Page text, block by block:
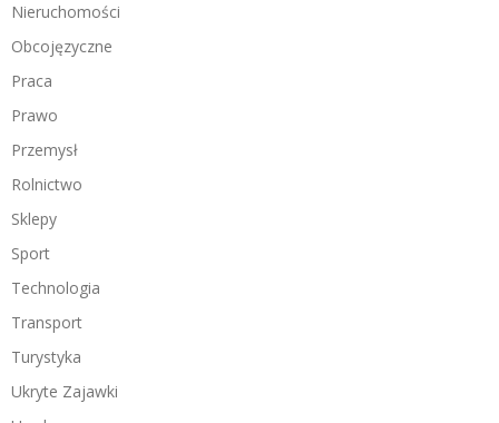
Nieruchomości
Obcojęzyczne
Praca
Prawo
Przemysł
Rolnictwo
Sklepy
Sport
Technologia
Transport
Turystyka
Ukryte Zajawki